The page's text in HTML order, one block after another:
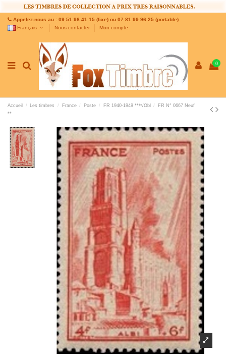
Appelez-nous au : 09 51 98 41 15 (fixe) ou 07 81 99 96 25 (portable)
Français
Nous contacter Mon compte
0
Accueil Les timbres France Poste FR 1940-1949 **/*/Obl
FR N° 0667 Neuf
**